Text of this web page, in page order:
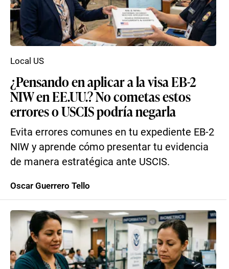
¿Pensando en aplicar a la visa EB-2
NIW en EE.UU.? No cometas estos
errores o USCIS podría negarla
Evita errores comunes en tu expediente EB-2
NIW y aprende cómo presentar tu evidencia
de manera estratégica ante USCIS.
Local US
Oscar Guerrero Tello